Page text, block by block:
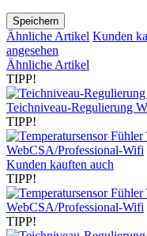
Speichern
Ähnliche Artikel Kunden
angesehen
Ähnliche Artikel
TIPP!
Teichniveau-Regulierung
TIPP!
WebCSA/Professional-Wifi
Kunden kauften auch
TIPP!
WebCSA/Professional-Wifi
TIPP!